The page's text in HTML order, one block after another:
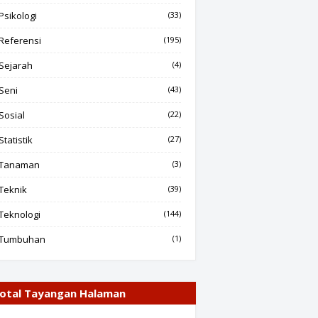
(33)
(195)
(4)
(43)
(22)
(27)
(3)
(39)
(144)
(1)
Tayangan Halaman